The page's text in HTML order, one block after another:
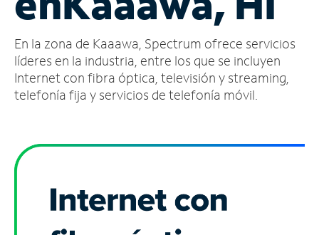
cuenta
Encuentra
una
tienda
En la zona de Kaaawa, Spectrum ofrece servicios
líderes en la industria, entre los que se incluyen
Internet con fibra óptica, televisión y streaming,
telefonía fija y servicios de telefonía móvil.